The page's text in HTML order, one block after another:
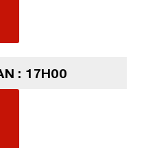
: 17H00